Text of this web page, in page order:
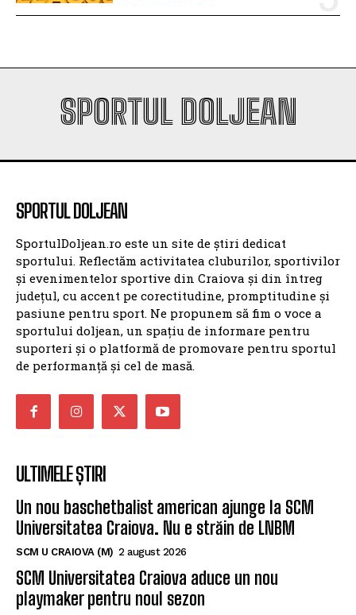
SPORTUL DOLJEAN
SPORTUL DOLJEAN
SportulDoljean.ro este un site de știri dedicat
sportului. Reflectăm activitatea cluburilor, sportivilor
și evenimentelor sportive din Craiova și din întreg
județul, cu accent pe corectitudine, promptitudine și
pasiune pentru sport. Ne propunem să fim o voce a
sportului doljean, un spațiu de informare pentru
suporteri și o platformă de promovare pentru sportul
de performanță și cel de masă.
ULTIMELE ȘTIRI
Un nou baschetbalist american ajunge la SCM
Universitatea Craiova. Nu e străin de LNBM
SCM U CRAIOVA (M) 2 august 2026
SCM Universitatea Craiova aduce un nou
playmaker pentru noul sezon